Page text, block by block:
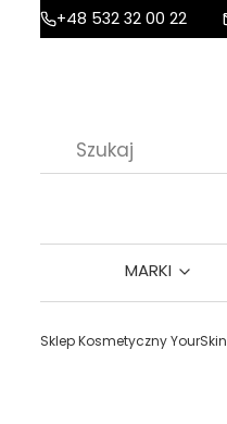
+48 532 32 00 22
MARKI
Sklep Kosmetyczny YourSkin